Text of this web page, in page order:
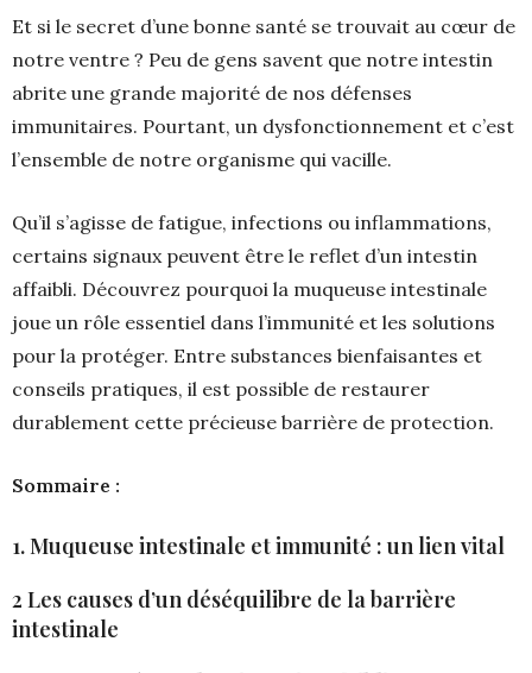
Et si le secret d’une bonne santé se trouvait au cœur de
notre ventre ? Peu de gens savent que notre intestin
abrite une grande majorité de nos défenses
immunitaires. Pourtant, un dysfonctionnement et c’est
l’ensemble de notre organisme qui vacille.
Qu’il s’agisse de fatigue, infections ou inflammations,
certains signaux peuvent être le reflet d’un intestin
affaibli. Découvrez pourquoi la muqueuse intestinale
joue un rôle essentiel dans l’immunité et les solutions
pour la protéger. Entre substances bienfaisantes et
conseils pratiques, il est possible de restaurer
durablement cette précieuse barrière de protection.
Sommaire :
1. Muqueuse intestinale et immunité : un lien vital
2 Les causes d’un déséquilibre de la barrière
intestinale